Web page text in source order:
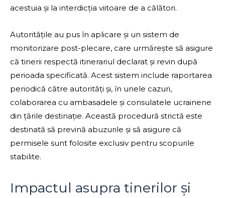
acestuia și la interdicția viitoare de a călători.
Autoritățile au pus în aplicare și un sistem de
monitorizare post-plecare, care urmărește să asigure
că tinerii respectă itinerariul declarat și revin după
perioada specificată. Acest sistem include raportarea
periodică către autorități și, în unele cazuri,
colaborarea cu ambasadele și consulatele ucrainene
din țările destinație. Această procedură strictă este
destinată să prevină abuzurile și să asigure că
permisele sunt folosite exclusiv pentru scopurile
stabilite.
Impactul asupra tinerilor și